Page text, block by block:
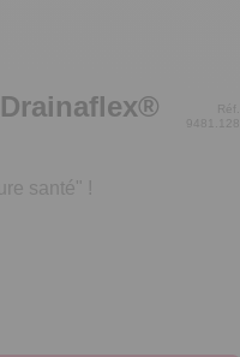
santé" !
Réf.
9481.128